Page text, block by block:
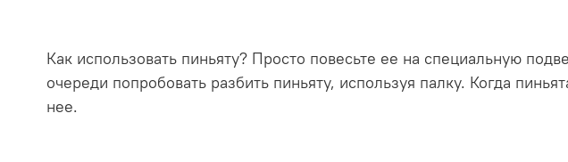
Как использовать пиньяту? Просто повесьте ее на специальную
очереди попробовать разбить пиньяту, используя палку. Когда
нее.